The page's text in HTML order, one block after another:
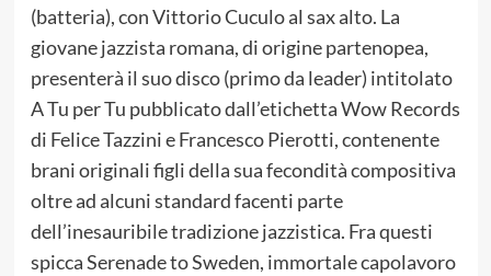
(batteria), con Vittorio Cuculo al sax alto. La
giovane jazzista romana, di origine partenopea,
presenterà il suo disco (primo da leader) intitolato
A Tu per Tu pubblicato dall’etichetta Wow Records
di Felice Tazzini e Francesco Pierotti, contenente
brani originali figli della sua fecondità compositiva
oltre ad alcuni standard facenti parte
dell’inesauribile tradizione jazzistica. Fra questi
spicca Serenade to Sweden, immortale capolavoro